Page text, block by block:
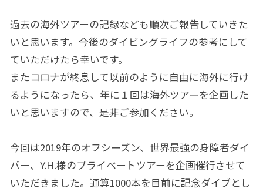
過去の海外ツアーの記録なども順次ご報告していきた
いと思います。今後のダイビングライフの参考にして
ていただけたら幸いです。
またコロナが終息して以前のように自由に海外に行け
るようになったら、年に１回は海外ツアーを企画した
いと思いますので、是非ご参加ください。
今回は2019年のオフシーズン、世界最強の身障者ダイ
バー、Y.H.様のプライベートツアーを企画催行させて
いただきました。通算1000本を目前に記念ダイブとし